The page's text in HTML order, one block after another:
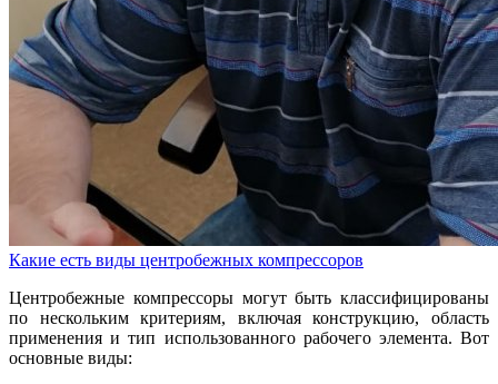
Какие есть виды центробежных компрессоров
Центробежные компрессоры могут быть классифицированы
по нескольким критериям, включая конструкцию, область
применения и тип использованного рабочего элемента. Вот
основные виды: